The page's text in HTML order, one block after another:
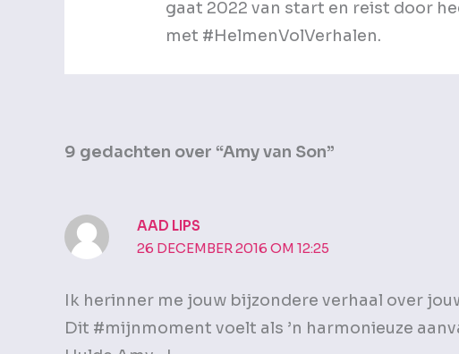
gaat 2022 van start en reist door
met #HelmenVolVerhalen.
9 gedachten over “Amy van Son”
AAD LIPS
26 DECEMBER 2016 OM 12:25
Ik herinner me jouw bijzondere verhaal over
Dit #mijnmoment voelt als ’n harmonieuze